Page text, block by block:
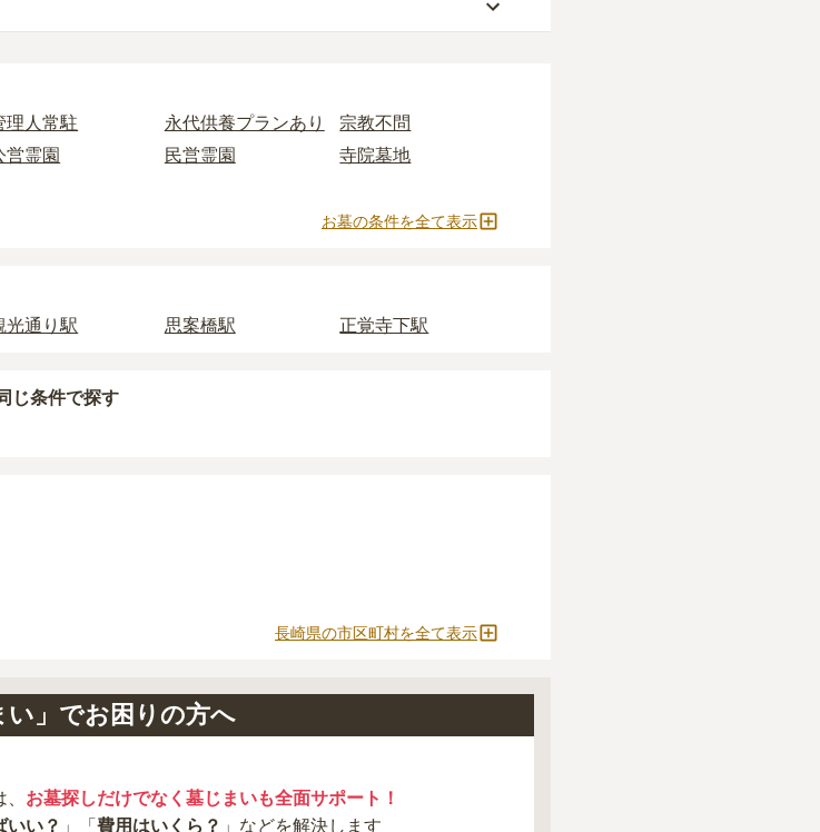
円、納骨堂が約47万円、永代供養墓が約75万円
代がかからず、永代使用料のみかかります。
合があります。
う儀式のための費用。僧侶に渡すお布施がかかります。
するケースがあります。
園の詳しい料金案内を取り寄せることができます。
遺骨と一緒に埋葬する
理の手間がかからないため、費用が安く設定されていま
す。
で並び替えてお墓を探すのがおすすめです。
理人常駐 永代供養プランあり
宗教不問
営霊園 民営霊園
寺院墓地
お墓の条件を全て表示
光通り駅 思案橋駅 正覚寺下駅
じ条件で探す
長崎県の市区町村を全て表示
い」でお困りの方へ
お墓探しだけでなく墓じまいも全面サポート！
いい？ 」「 費用はいくら？ 」などを解決します